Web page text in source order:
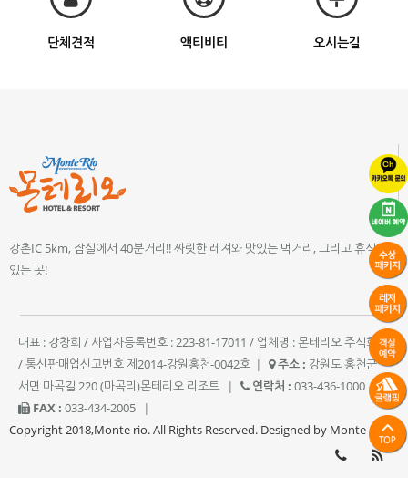
단체견적 액티비티 오시는길
강촌IC 5km, 잠실에서 40분거리!! 짜릿한 레져와 맛있는 먹거리, 그리고 휴식이
있는 곳!
대표 : 강창희 / 사업자등록번호 : 223-81-17011 / 업체명 : 몬테리오 주식회사
/ 통신판매업신고번호 제2014-강원홍천-0042호 | 주소 : 강원도 홍천군
서면 마곡길 220 (마곡리)몬테리오 리조트
| 연락처 : 033-436-1000
|
FAX : 033-434-2005
|
Copyright 2018,Monte rio. All Rights Reserved. Designed by Monte rio.